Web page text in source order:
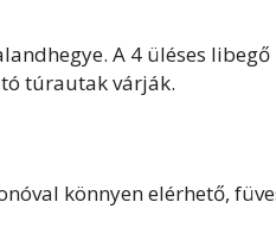
A 4 üléses
túrautak várják.
könnyen elérhető,